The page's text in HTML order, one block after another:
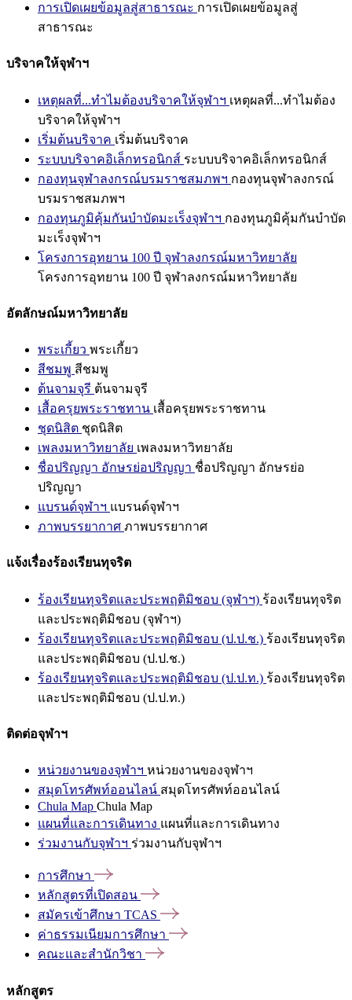
การเปิดเผยข้อมูลสู่สาธารณะ การเปิดเผยข้อมูลสู่
สาธารณะ
บริจาคให้จุฬาฯ
เหตุผลที่...ทำไมต้องบริจาคให้จุฬาฯ เหตุผลที่...ทำไมต้อง
บริจาคให้จุฬาฯ
เริ่มต้นบริจาค เริ่มต้นบริจาค
ระบบบริจาคอิเล็กทรอนิกส์ ระบบบริจาคอิเล็กทรอนิกส์
กองทุนจุฬาลงกรณ์บรมราชสมภพฯ กองทุนจุฬาลงกรณ์
บรมราชสมภพฯ
กองทุนภูมิคุ้มกันบำบัดมะเร็งจุฬาฯ กองทุนภูมิคุ้มกันบำบัด
มะเร็งจุฬาฯ
โครงการอุทยาน 100 ปี จุฬาลงกรณ์มหาวิทยาลัย
โครงการอุทยาน 100 ปี จุฬาลงกรณ์มหาวิทยาลัย
อัตลักษณ์มหาวิทยาลัย
พระเกี้ยว พระเกี้ยว
สีชมพู สีชมพู
ต้นจามจุรี ต้นจามจุรี
เสื้อครุยพระราชทาน เสื้อครุยพระราชทาน
ชุดนิสิต ชุดนิสิต
เพลงมหาวิทยาลัย เพลงมหาวิทยาลัย
ชื่อปริญญา อักษรย่อปริญญา ชื่อปริญญา อักษรย่อ
ปริญญา
แบรนด์จุฬาฯ แบรนด์จุฬาฯ
ภาพบรรยากาศ ภาพบรรยากาศ
แจ้งเรื่องร้องเรียนทุจริต
ร้องเรียนทุจริตและประพฤติมิชอบ (จุฬาฯ) ร้องเรียนทุจริต
และประพฤติมิชอบ (จุฬาฯ)
ร้องเรียนทุจริตและประพฤติมิชอบ (ป.ป.ช.) ร้องเรียนทุจริต
และประพฤติมิชอบ (ป.ป.ช.)
ร้องเรียนทุจริตและประพฤติมิชอบ (ป.ป.ท.) ร้องเรียนทุจริต
และประพฤติมิชอบ (ป.ป.ท.)
ติดต่อจุฬาฯ
หน่วยงานของจุฬาฯ หน่วยงานของจุฬาฯ
สมุดโทรศัพท์ออนไลน์ สมุดโทรศัพท์ออนไลน์
Chula Map Chula Map
แผนที่และการเดินทาง แผนที่และการเดินทาง
ร่วมงานกับจุฬาฯ ร่วมงานกับจุฬาฯ
การศึกษา
หลักสูตรที่เปิดสอน
สมัครเข้าศึกษา TCAS
ค่าธรรมเนียมการศึกษา
คณะและสำนักวิชา
หลักสูตร